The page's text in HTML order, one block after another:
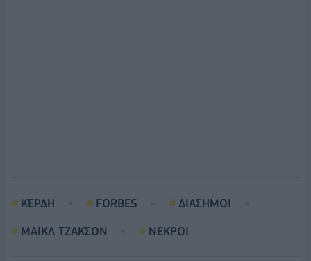
ΚΕΡΔΗ FORBES
ΔΙΑΣΗΜΟΙ
ΜΑΙΚΛ ΤΖΑΚΣΟΝ
ΝΕΚΡΟΙ